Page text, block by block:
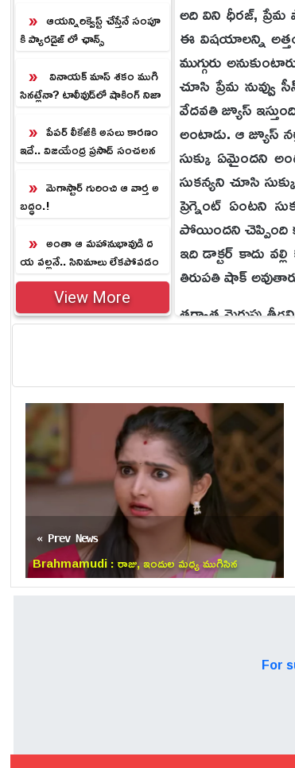
ఇలా! ఆయన్నిరిక్వెస్ట్ చేస్తేనే సంపూ
కి ప్యారడైజ్ లో ఛాన్స్
వినాయక్ మాస్ శకం ముగి
సినట్లేనా? టాలీవుడ్‌లో షాకింగ్ నిజా
పేపర్ లీకేజీకి అసలు కారణం
ఇదే.. విజయేంద్ర ప్రసాద్ సంచలన
మెగాస్టార్ గురించి ఆ వార్త అ
బద్ధం.!
అంతా ఆ మహానుభావుడి ద
య వల్లనే.. సినిమాలు లేకపోవడం
పై సురేష్ కీలక వ్యాఖ్యలు
View More
అది విని ధీరజ్,
ఈ విషయాలన్ని
ముగ్గురు
చూసి ప్రేమ
వేదవతి జ్యూస్
అంటాడు. ఆ జ్యూస్
సుక్కు ఏమైందని
సుకన్యని చూసి
ప్రెగ్నెంట్ ఏంటని
పోయిందని చెప్పింది
ఇది డాక్టర్ కాదు
తిరుపతి షాక్
తర్వాత మెరుపు
షాక్ అవుతాడు.
ఎలా
వల్లి అంటుంటే
తర్వాత ఏం
« Prev News
Brahmamudi : రాజు, ఇందుల మధ్య ముగిసిన
బంధం.. అపర్ణకు బిగ్ షాక్!
For